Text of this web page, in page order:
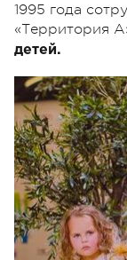
1995 года
«Территория
детей.